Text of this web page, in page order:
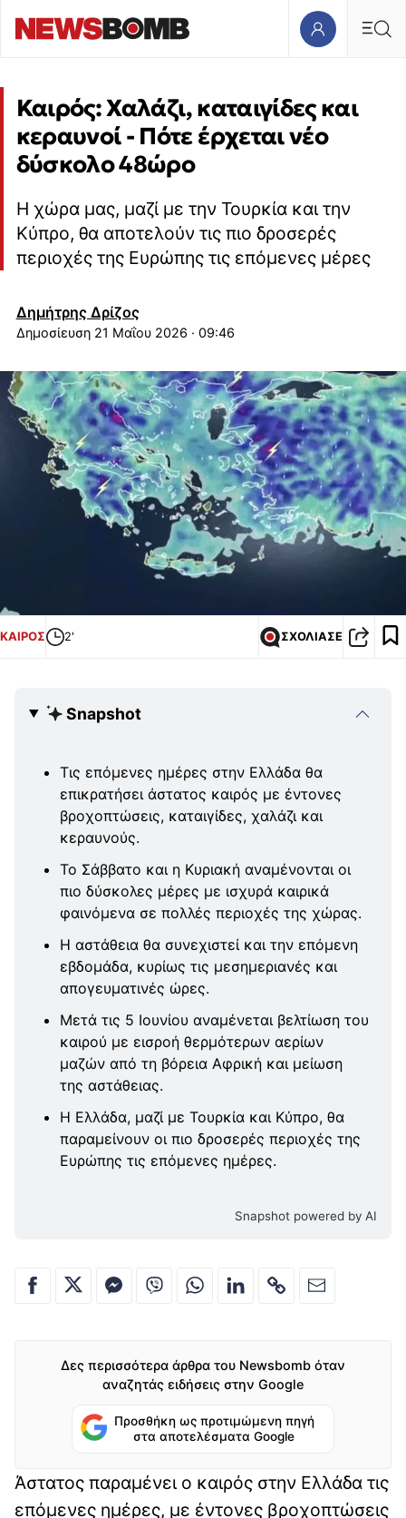
Καιρός: Χαλάζι, καταιγίδες και
κεραυνοί - Πότε έρχεται νέο
δύσκολο 48ώρο
Η χώρα μας, μαζί με την Τουρκία και την
Κύπρο, θα αποτελούν τις πιο δροσερές
περιοχές της Ευρώπης τις επόμενες μέρες
Δημήτρης Δρίζος
21 Μαΐου 2026 · 09:46
ΚΑΙΡΟΣ 2' ΣΧΟΛΙΑΣΕ
Snapshot
Τις επόμενες ημέρες στην Ελλάδα θα
επικρατήσει άστατος καιρός με έντονες
βροχοπτώσεις, καταιγίδες, χαλάζι και
κεραυνούς.
Το Σάββατο και η Κυριακή αναμένονται οι
πιο δύσκολες μέρες με ισχυρά καιρικά
φαινόμενα σε πολλές περιοχές της χώρας.
Η αστάθεια θα συνεχιστεί και την επόμενη
εβδομάδα, κυρίως τις μεσημεριανές και
απογευματινές ώρες.
Μετά τις 5 Ιουνίου αναμένεται βελτίωση του
καιρού με εισροή θερμότερων αερίων
μαζών από τη βόρεια Αφρική και μείωση
της αστάθειας.
Η Ελλάδα, μαζί με Τουρκία και Κύπρο, θα
παραμείνουν οι πιο δροσερές περιοχές της
Ευρώπης τις επόμενες ημέρες.
Snapshot powered by AI
Δες περισσότερα άρθρα του Newsbomb όταν
αναζητάς ειδήσεις στην Google
Προσθήκη ως προτιμώμενη πηγή
στα αποτελέσματα Google
Άστατος παραμένει ο καιρός στην Ελλάδα τις
επόμενες ημέρες, με έντονες βροχοπτώσεις